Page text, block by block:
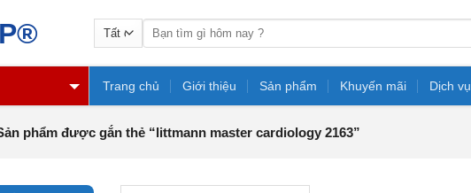
Tìm
kiếm:
Trang chủ Giới thiệu Sản phẩm Khuyến mãi Dịch vụ
phẩm được gắn thẻ “littmann master cardiology 2163”